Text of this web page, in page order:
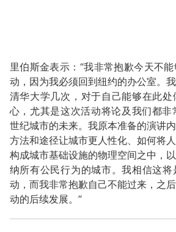
里伯斯金表示：“我非常抱歉今天不
动，因为我必须回到纽约的办公室。
清华大学几次，对于自己能够在此
心，尤其是这次活动将论及我们都非
世纪城市的未来。我原本准备的演讲
方法和途径让城市更人性化、如何将
构成城市基础设施的物理空间之中，
纳所有公民行为的城市。我相信这
动，而我非常抱歉自己不能过来，之
动的后续发展。”